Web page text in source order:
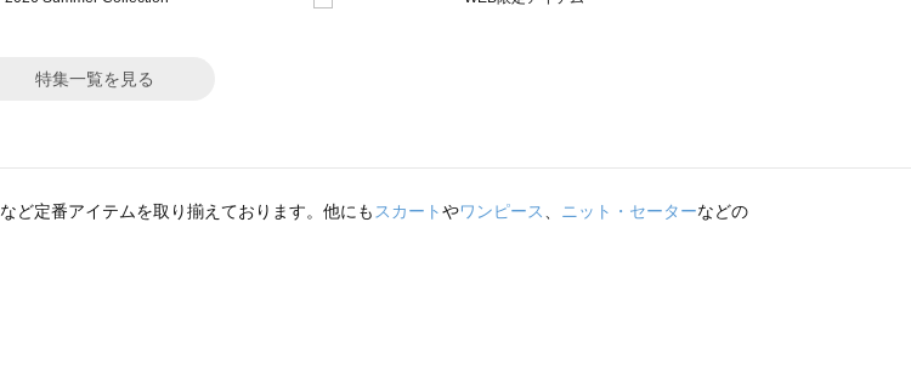
特集一覧を見る
など定番アイテムを取り揃えております。他にもスカートやワンピース、 ニット・セーターなどの